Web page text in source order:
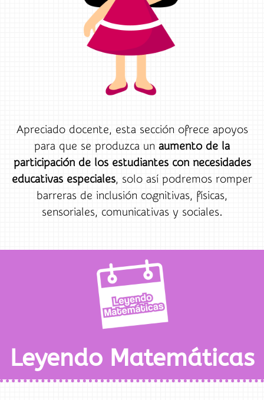
Apreciado docente, esta sección ofrece apoyos
para que se produzca un aumento de la
participación de los estudiantes con necesidades
educativas especiales, solo así podremos romper
barreras de inclusión cognitivas, físicas,
sensoriales, comunicativas y sociales.
Leyendo Matemáticas